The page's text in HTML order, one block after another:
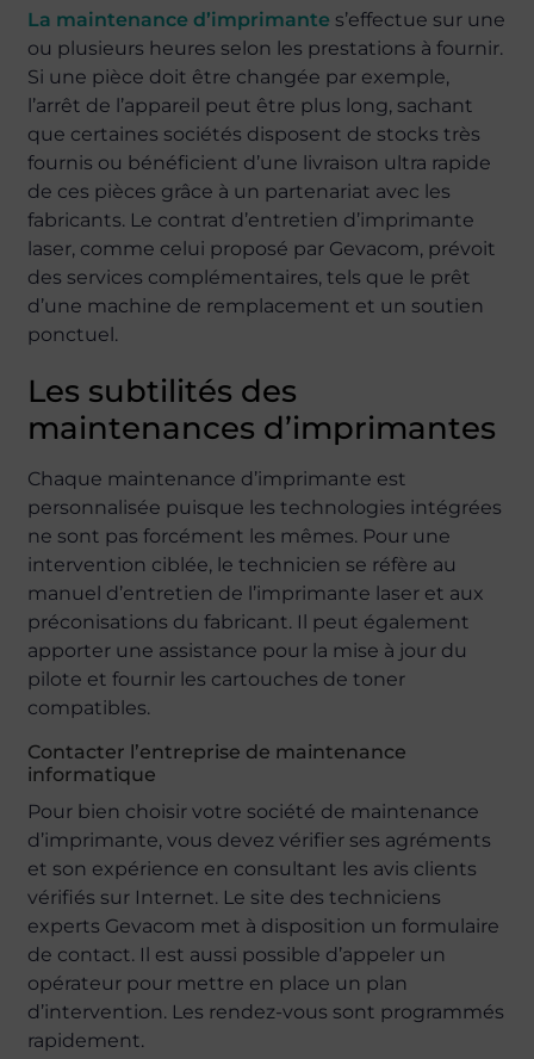
La maintenance d’imprimante s’effectue sur une
ou plusieurs heures selon les prestations à fournir.
Si une pièce doit être changée par exemple,
l’arrêt de l’appareil peut être plus long, sachant
que certaines sociétés disposent de stocks très
fournis ou bénéficient d’une livraison ultra rapide
de ces pièces grâce à un partenariat avec les
fabricants. Le contrat d’entretien d’imprimante
laser, comme celui proposé par Gevacom, prévoit
des services complémentaires, tels que le prêt
d’une machine de remplacement et un soutien
ponctuel.
Les subtilités des
maintenances d’imprimantes
Chaque maintenance d’imprimante est
personnalisée puisque les technologies intégrées
ne sont pas forcément les mêmes. Pour une
intervention ciblée, le technicien se réfère au
manuel d’entretien de l’imprimante laser et aux
préconisations du fabricant. Il peut également
apporter une assistance pour la mise à jour du
pilote et fournir les cartouches de toner
compatibles.
Contacter l’entreprise de maintenance
informatique
Pour bien choisir votre société de maintenance
d’imprimante, vous devez vérifier ses agréments
et son expérience en consultant les avis clients
vérifiés sur Internet. Le site des techniciens
experts Gevacom met à disposition un formulaire
de contact. Il est aussi possible d’appeler un
opérateur pour mettre en place un plan
d’intervention. Les rendez-vous sont programmés
rapidement.